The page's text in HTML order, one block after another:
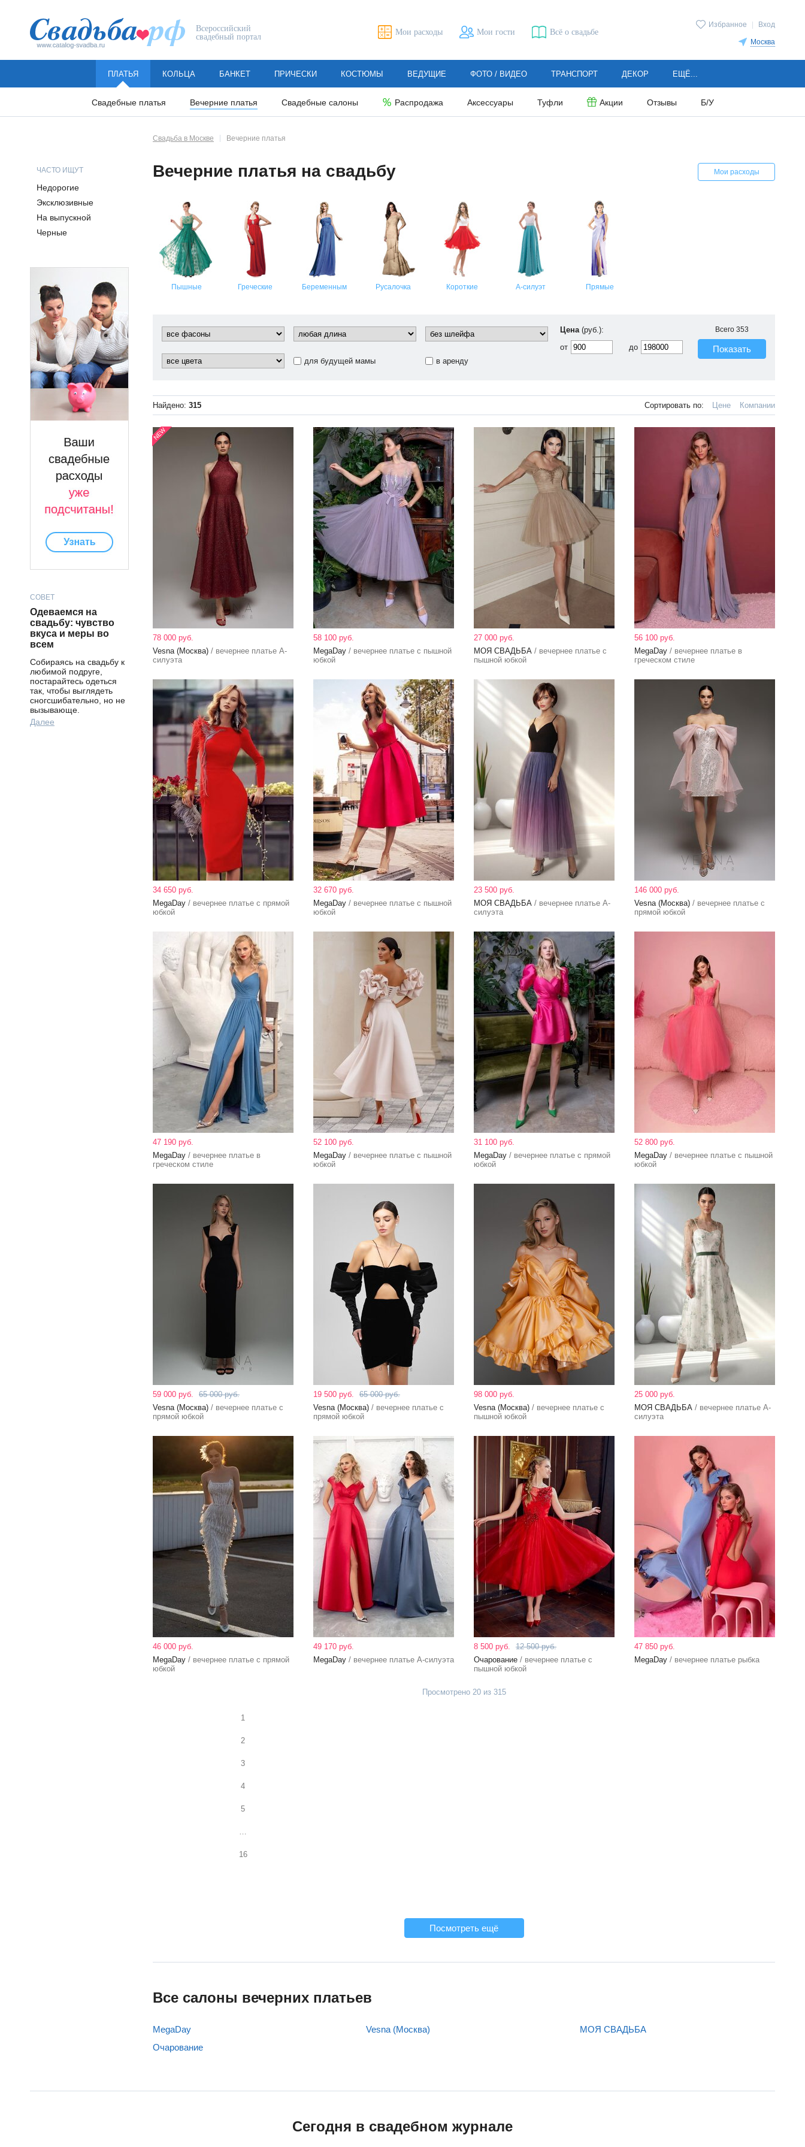
Всероссийский
свадебный портал
Избранное Вход
Москва
Мои расходы Мои гости Всё о свадьбе
ПЛАТЬЯ
Свадебные платья Вечерние платья Свадебные салоны Распродажа Аксессуары Туфли Акции Отзывы Б/У
КОЛЬЦА БАНКЕТ ПРИЧЕСКИ КОСТЮМЫ ВЕДУЩИЕ ФОТО / ВИДЕО ТРАНСПОРТ ДЕКОР ЕЩЁ...
ЧАСТО ИЩУТ
Недорогие
Эксклюзивные
На выпускной
Черные
СОВЕТ
Одеваемся на
свадьбу: чувство
вкуса и меры во
всем
Собираясь на свадьбу к
любимой подруге,
постарайтесь одеться
так, чтобы выглядеть
сногсшибательно, но не
вызывающе.
Далее
Свадьба в Москве Вечерние платья
Мои расходы
Вечерние платья на свадьбу
Пышные Греческие Беременным Русалочка Короткие А-силуэт Прямые
для будущей мамы в аренду
Цена(руб.):
от
до
Всего 353
Показать
Найдено: 315 Сортировать по: Цене Компании
78 000 руб.
Vesna (Москва) / вечернее платье А-
силуэта
58 100 руб.
MegaDay / вечернее платье с пышной
юбкой
27 000 руб.
МОЯ СВАДЬБА / вечернее платье с
пышной юбкой
56 100 руб.
MegaDay / вечернее платье в
греческом стиле
34 650 руб.
MegaDay / вечернее платье с прямой
юбкой
32 670 руб.
MegaDay / вечернее платье с пышной
юбкой
23 500 руб.
МОЯ СВАДЬБА / вечернее платье А-
силуэта
146 000 руб.
Vesna (Москва) / вечернее платье с
прямой юбкой
47 190 руб.
MegaDay / вечернее платье в
греческом стиле
52 100 руб.
MegaDay / вечернее платье с пышной
юбкой
31 100 руб.
MegaDay / вечернее платье с прямой
юбкой
52 800 руб.
MegaDay / вечернее платье с пышной
юбкой
59 000 руб.
65 000 руб.
Vesna (Москва) / вечернее платье с
прямой юбкой
19 500 руб.
65 000 руб.
Vesna (Москва) / вечернее платье с
прямой юбкой
98 000 руб.
Vesna (Москва) / вечернее платье с
пышной юбкой
25 000 руб.
МОЯ СВАДЬБА / вечернее платье А-
силуэта
46 000 руб.
MegaDay / вечернее платье с прямой
юбкой
49 170 руб.
MegaDay / вечернее платье А-силуэта
8 500 руб.
12 500 руб.
Очарование / вечернее платье с
пышной юбкой
47 850 руб.
MegaDay / вечернее платье рыбка
Просмотрено 20 из 315
1
2
3
4
5
…
16
Посмотреть ещё
Все салоны вечерних платьев
MegaDay Vesna (Москва)
МОЯ СВАДЬБА
Очарование
Сегодня в свадебном журнале